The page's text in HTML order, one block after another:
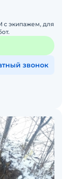
с экипажем, для
звонок